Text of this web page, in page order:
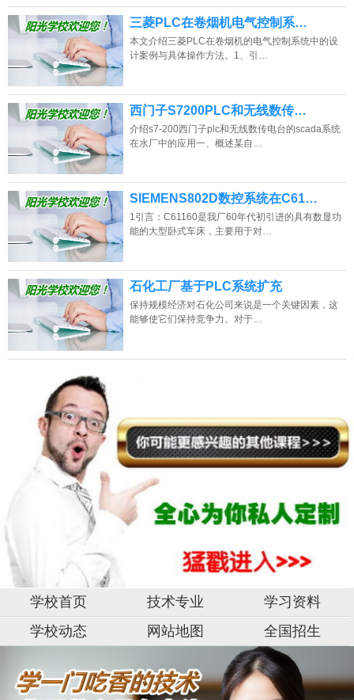
三菱PLC在卷烟机电气控制系…
本文介绍三菱PLC在卷烟机的电气控制系统中的设
计案例与具体操作方法。1、引…
西门子S7200PLC和无线数传…
介绍s7-200西门子plc和无线数传电台的scada系统
在水厂中的应用一、概述某自…
SIEMENS802D数控系统在C61…
1引言：C61160是我厂60年代初引进的具有数显功
能的大型卧式车床，主要用于对…
石化工厂基于PLC系统扩充
保持规模经济对石化公司来说是一个关键因素，这
能够使它们保持竞争力。对于…
学校首页 技术专业
学习资料
学校动态
网站地图 全国招生